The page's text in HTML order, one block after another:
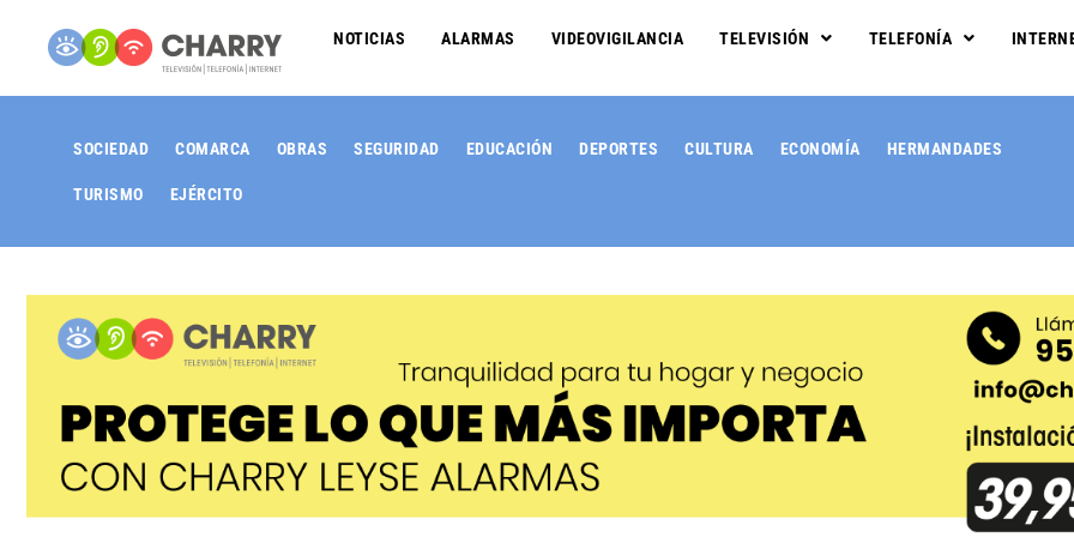
NOTICIAS ALARMAS VIDEOVIGILANCIA TELEVISIÓN TELEFONÍA
SOCIEDAD COMARCA OBRAS SEGURIDAD EDUCACIÓN DEPORTES CULTURA ECONOMÍA HERMANDADES
TURISMO EJÉRCITO